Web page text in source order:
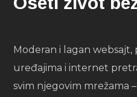
Moderan i lagan websajt,
uređajima i internet
svim njegovim mrežama